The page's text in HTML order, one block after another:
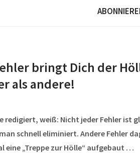
bringt Dich der
als andere!
redigiert, weiß: Nicht jeder Fehler ist
schnell eliminiert. Andere Fehler
eine „Treppe zur Hölle“ aufgebaut …